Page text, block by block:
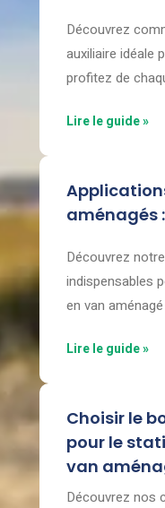
Découvrez
auxiliaire idéale
profitez de
Lire le guide »
aménagés
Découvrez
indispensables
en van
Lire le guide »
Choisir le
pour le
van
Découvrez nos